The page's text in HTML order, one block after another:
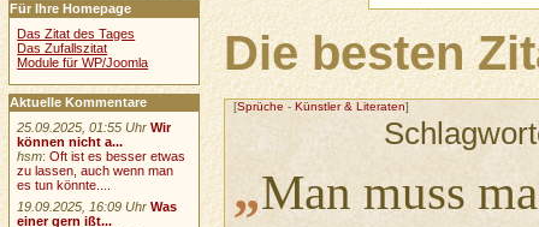
Die besten
[Sprüche - Künstler & Literaten]
„Man muss
Für Ihre Homepage
Das Zitat des Tages
Das Zufallszitat
Module für WP/Joomla
Aktuelle Kommentare
25.09.2025, 01:55 Uhr Wir
können nicht a...
hsm:Oft ist es besser etwas
zu lassen, auch wenn man
es tun könnte....
19.09.2025, 16:09 Uhr Was
einer gern ißt...